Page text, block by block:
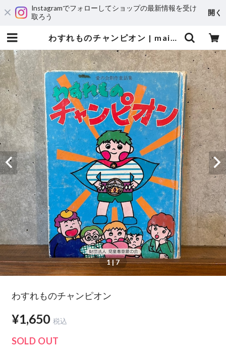
Instagramでフォローしてショップの最新情報を受け
取ろう
開く
わすれものチャンピオン | maintent
1| 7
わすれものチャンピオン
¥1,650 税込
SOLD OUT